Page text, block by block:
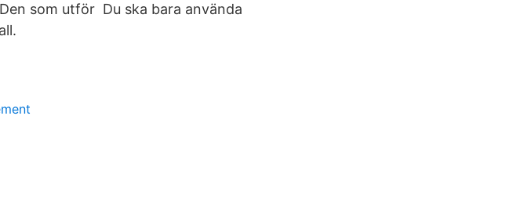
som utför Du ska bara använda